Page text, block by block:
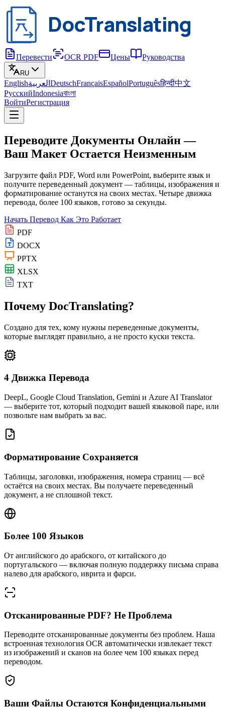
DocTranslating
Перевести OCR PDF Цены Руководства
RU
Englishالعربية DeutschFrançaisEspañolPortuguêsहिन्दी中文
РусскийIndonesiaবাংলা
ВойтиРегистрация
Переводите Документы Онлайн —
Ваш Макет Остается Неизменным
Загрузите файл PDF, Word или PowerPoint, выберите язык и
получите переведенный документ — таблицы, изображения и
форматирование останутся на своих местах. Четыре движка
перевода, более 100 языков, готово за секунды.
Начать Перевод Как Это Работает
PDF
DOCX
PPTX
XLSX
TXT
Почему DocTranslating?
Создано для тех, кому нужны переведенные документы,
которые выглядят правильно, а не просто куски текста.
4 Движка Перевода
DeepL, Google Cloud Translation, Gemini и Azure AI Translator
— выберите тот, который подходит вашей языковой паре, или
позвольте нам выбрать за вас.
Форматирование Сохраняется
Таблицы, заголовки, изображения, номера страниц — всё
остаётся на своих местах. Вы получаете переведенный
документ, а не сплошной текст.
Более 100 Языков
От английского до арабского, от китайского до
португальского — включая полную поддержку письма справа
налево для арабского, иврита и фарси.
Отсканированные PDF? Не Проблема
Переводите отсканированные документы без проблем. Наша
встроенная технология OCR автоматически извлекает текст
из изображений и сканов на более чем 100 языках перед
переводом.
Ваши Файлы Остаются Конфиденциальными